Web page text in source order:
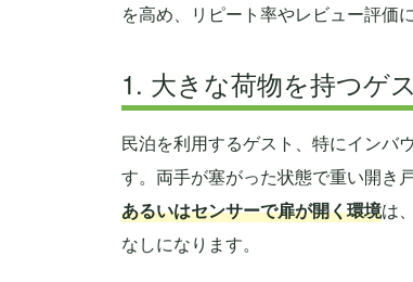
を高め、リピート率やレビュー評価
1. 大きな荷物を持つゲ
民泊を利用するゲスト、特にインバ
す。両手が塞がった状態で重い開き
あるいはセンサーで扉が開く環境は
なしになります。